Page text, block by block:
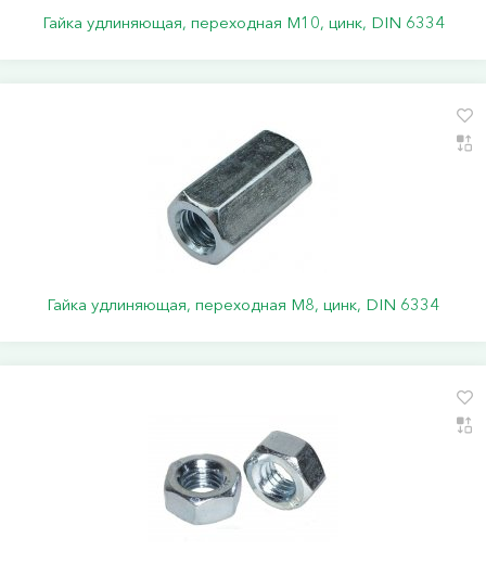
Гайка удлиняющая, переходная М10, цинк, DIN 6334
Гайка удлиняющая, переходная М8, цинк, DIN 6334